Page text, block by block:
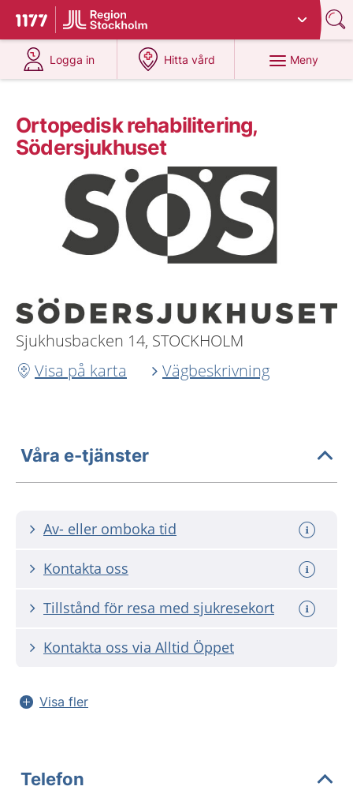
Till startsidan för 1177
Du har valt region
Logga in
på 1177.se
Hitta vård
på 1177.se
Meny
Ortopedisk rehabilitering,
Södersjukhuset
Sjukhusbacken 14, STOCKHOLM
Visa på karta
Vägbeskrivning
Våra e-tjänster
Av- eller omboka tid
Kontakta oss
Tillstånd för resa med sjukresekort
Kontakta oss via Alltid Öppet
Visa fler
Telefon